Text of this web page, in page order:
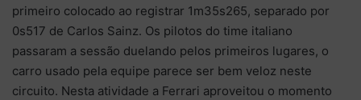
primeiro colocado ao registrar 1m35s265, separado por
0s517 de Carlos Sainz. Os pilotos do time italiano
passaram a sessão duelando pelos primeiros lugares, o
carro usado pela equipe parece ser bem veloz neste
circuito. Nesta atividade a Ferrari aproveitou o momento